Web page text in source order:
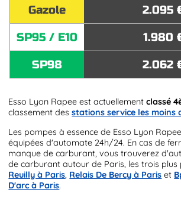
Gazole
2.095
SP95 / E10
1.980
SP98
2.062
Esso Lyon Rapee est actuellementclassé
classement desstations service les moins
Les pompes à essence de Esso Lyon
équipées d'automate 24h/24. En cas de
manque de carburant, vous trouverez
de carburant autour de Paris, les trois
Reuilly à Paris, Relais De Bercy à Paris et
D'arc à Paris.